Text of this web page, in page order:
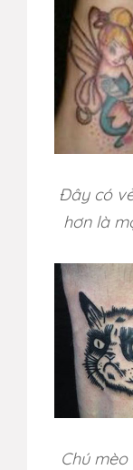
Đây có
hơn là
Chú